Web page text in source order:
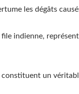
les dégâts
indienne,
un